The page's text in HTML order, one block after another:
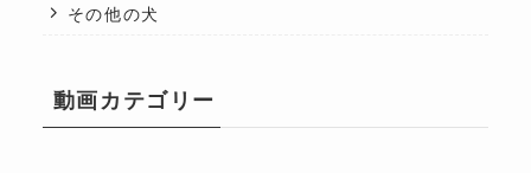
その他の犬
動画カテゴリー